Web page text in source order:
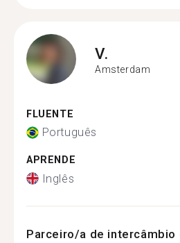
V.
Amsterdam
FLUENTE
Português
APRENDE
Inglês
Parceiro/a de intercâmbio